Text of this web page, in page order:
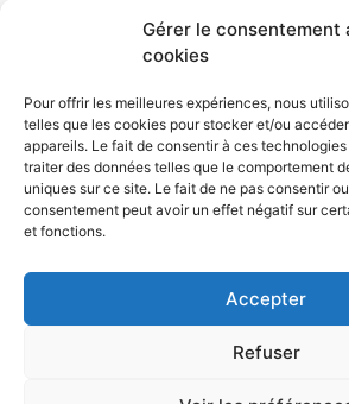
Gérer le consentement
cookies
Pour offrir les meilleures expériences, nous
telles que les cookies pour stocker et/ou
appareils. Le fait de consentir à ces
traiter des données telles que le comportement
uniques sur ce site. Le fait de ne pas consentir
consentement peut avoir un effet négatif sur
et fonctions.
Accepter
Refuser
CONTACT MENTIONS
ACCESSIBILITÉ
POLITIQUE DE